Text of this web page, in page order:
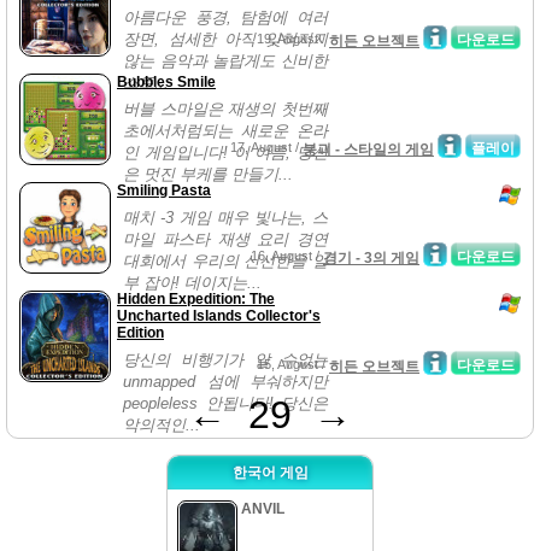
아름다운 풍경, 탐험에 여러
장면, 섬세한 아직 잊혀지지
않는 음악과 놀랍게도 신비한
스토...
다운로드
19, August /히든 오브젝트
Bubbles Smile
버블 스마일은 재생의 첫번째
초에서처럼되는 새로운 온라
인 게임입니다! 이 여름, 당신
은 멋진 부케를 만들기...
플레이
17, August /붕괴 - 스타일의 게임
Smiling Pasta
매치 -3 게임 매우 빛나는, 스
마일 파스타 재생 요리 경연
대회에서 우리의 신선한을 일
부 잡아! 데이지는...
다운로드
16, August /경기 - 3의 게임
Hidden Expedition: The
Uncharted Islands Collector's
Edition
당신의 비행기가 알 수없는
unmapped 섬에 부숴하지만
peopleless 안됩니다! 당신은
악의적인...
다운로드
15, August /히든 오브젝트
← 29 →
한국어 게임
ANVIL